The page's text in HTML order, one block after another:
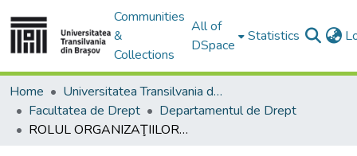
Communities
&
Collections
All of
DSpace
Statistics
Home
Universitatea Transilvania din Brasov
Facultatea de Drept
Departamentul de Drept
ROLUL ORGANIZAŢIILOR INTERNAŢIONALE ÎN ELABORAREA STANDARDELOR DE AUDIT AL SECURITĂŢII CIBERNETICE